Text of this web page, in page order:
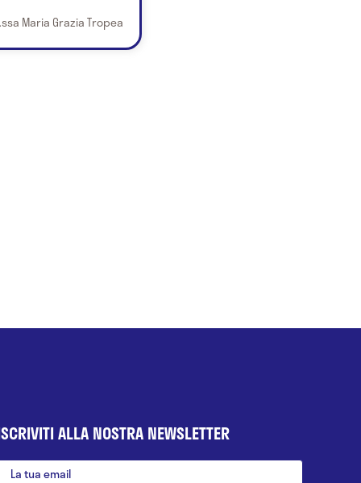
Maria Grazia Tropea
ALLA NOSTRA NEWSLETTER